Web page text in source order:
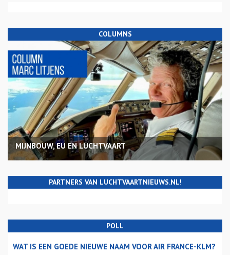
COLUMNS
MIJNBOUW, EU EN LUCHTVAART
PARTNERS VAN LUCHTVAARTNIEUWS.NL!
POLL
WAT IS EEN GOEDE NIEUWE NAAM VOOR AIR FRANCE-KLM?